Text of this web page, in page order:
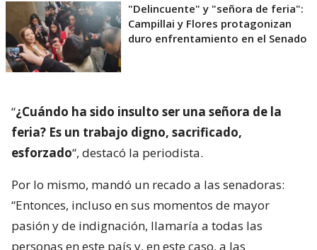
"Delincuente" y "señora de feria":
Campillai y Flores protagonizan
duro enfrentamiento en el Senado
“¿Cuándo ha sido insulto ser una señora de la
feria? Es un trabajo digno, sacrificado,
esforzado“, destacó la periodista.
Por lo mismo, mandó un recado a las senadoras:
“Entonces, incluso en sus momentos de mayor
pasión y de indignación, llamaría a todas las
personas en este país y, en este caso, a las